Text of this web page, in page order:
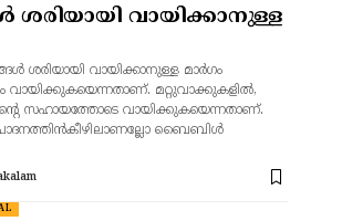
വായിക്കാനുള്ള
ശരിയായി വായിക്കാനുള്ള മാർഗം
വായിക്കുകയെന്നതാണ്. മറ്റുവാക്കുകളിൽ,
സഹായത്തോടെ വായിക്കുകയെന്നതാണ്.
ബൈബിൾ